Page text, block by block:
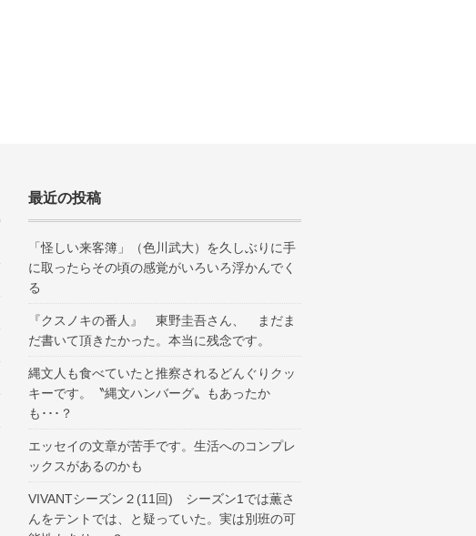
最近の投稿
「怪しい来客簿」（色川武大）を久しぶりに手
に取ったらその頃の感覚がいろいろ浮かんでく
る
『クスノキの番人』 東野圭吾さん、 まだま
だ書いて頂きたかった。本当に残念です。
縄文人も食べていたと推察されるどんぐりクッ
キーです。〝縄文ハンバーグ〟もあったか
も･･･？
エッセイの文章が苦手です。生活へのコンプレ
ックスがあるのかも
VIVANTシーズン２(11回) シーズン1では薫さ
んをテントでは、と疑っていた。実は別班の可